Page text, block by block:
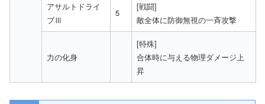
アサルトドライ
ブⅢ
5
[戦闘]
敵全体に防御無視の一斉攻撃
力の化身
[特殊]
合体時に与える物理ダメージ上
昇